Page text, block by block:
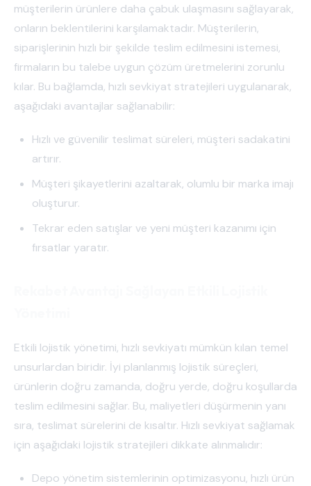
müşterilerin ürünlere daha çabuk ulaşmasını sağlayarak,
onların beklentilerini karşılamaktadır. Müşterilerin,
siparişlerinin hızlı bir şekilde teslim edilmesini istemesi,
firmaların bu talebe uygun çözüm üretmelerini zorunlu
kılar. Bu bağlamda, hızlı sevkiyat stratejileri uygulanarak,
aşağıdaki avantajlar sağlanabilir:
Hızlı ve güvenilir teslimat süreleri, müşteri sadakatini
artırır.
Müşteri şikayetlerini azaltarak, olumlu bir marka imajı
oluşturur.
Tekrar eden satışlar ve yeni müşteri kazanımı için
fırsatlar yaratır.
Etkili lojistik yönetimi, hızlı sevkiyatı mümkün kılan temel
unsurlardan biridir. İyi planlanmış lojistik süreçleri,
ürünlerin doğru zamanda, doğru yerde, doğru koşullarda
teslim edilmesini sağlar. Bu, maliyetleri düşürmenin yanı
sıra, teslimat sürelerini de kısaltır. Hızlı sevkiyat sağlamak
için aşağıdaki lojistik stratejileri dikkate alınmalıdır:
Depo yönetim sistemlerinin optimizasyonu, hızlı ürün